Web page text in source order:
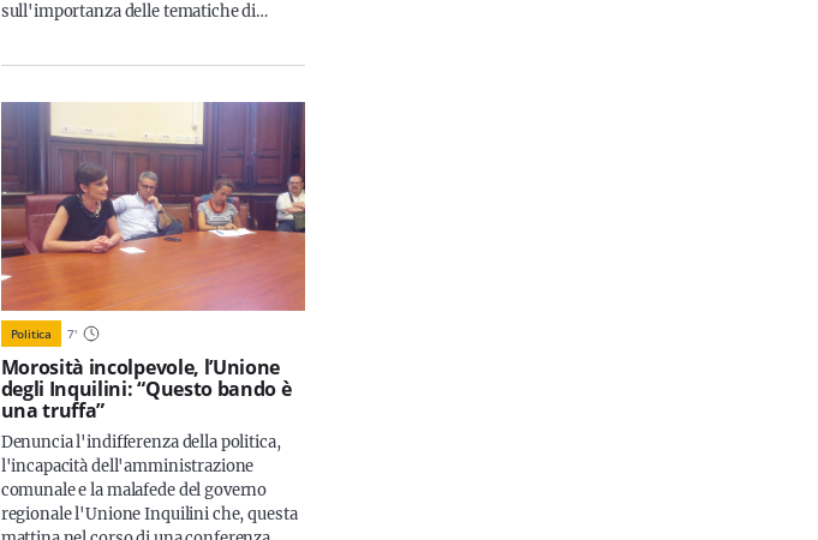
sull'importanza delle tematiche di…
Politica 7'
Morosità incolpevole, l’Unione
degli Inquilini: “Questo bando è
una truffa”
Denuncia l'indifferenza della politica,
l'incapacità dell'amministrazione
comunale e la malafede del governo
regionale l'Unione Inquilini che, questa